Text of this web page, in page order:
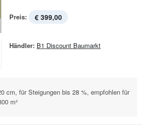
Preis: € 399,00
Händler: B1 Discount Baumarkt
cm, für Steigungen bis 28 %, empfohlen für
m²